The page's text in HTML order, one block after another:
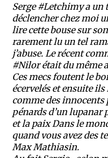
Serge #Letchimy a
déclencher chez moi
lire cette bouse sur
rarement lu un tel
j’abuse. Le récent
#Nilor était du même
Ces mecs foutent le
écervelés et ensuite
comme des innocents
pénards d’un lupanar
et la paix Dans le
quand vous avez des
Max Mathiasin.